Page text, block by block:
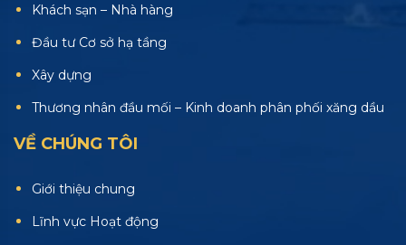
Khách sạn – Nhà hàng
Đầu tư Cơ sở hạ tầng
Xây dựng
Thương nhân đầu mối – Kinh doanh phân phối xăng dầu
VỀ CHÚNG TÔI
Giới thiệu chung
Lĩnh vực Hoạt động